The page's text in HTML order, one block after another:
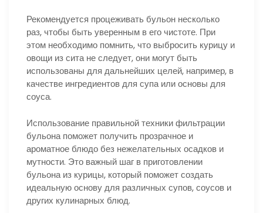
Рекомендуется процеживать бульон несколько
раз, чтобы быть уверенным в его чистоте. При
этом необходимо помнить, что выбросить курицу и
овощи из сита не следует, они могут быть
использованы для дальнейших целей, например, в
качестве ингредиентов для супа или основы для
соуса.
Использование правильной техники фильтрации
бульона поможет получить прозрачное и
ароматное блюдо без нежелательных осадков и
мутности. Это важный шаг в приготовлении
бульона из курицы, который поможет создать
идеальную основу для различных супов, соусов и
других кулинарных блюд.